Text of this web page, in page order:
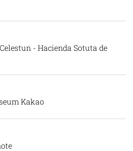
- Hacienda Sotuta de
Kakao